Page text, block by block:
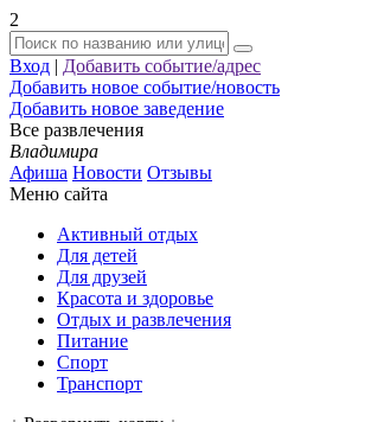
2
Вход | Добавить событие/адрес
Добавить новое событие/новость
Добавить новое заведение
Все развлечения
Владимира
Афиша Новости Отзывы
Меню сайта
Активный отдых
Для детей
Для друзей
Красота и здоровье
Отдых и развлечения
Питание
Спорт
Транспорт